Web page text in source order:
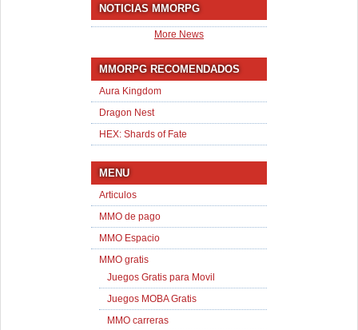
NOTICIAS MMORPG
More News
MMORPG RECOMENDADOS
Aura Kingdom
Dragon Nest
HEX: Shards of Fate
MENU
Articulos
MMO de pago
MMO Espacio
MMO gratis
Juegos Gratis para Movil
Juegos MOBA Gratis
MMO carreras